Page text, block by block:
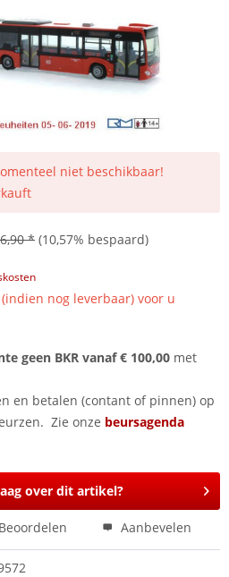
niet beschikbaar!
* (10,57% bespaard)
nog leverbaar) voor u
geen BKR vanaf € 100,00 met
en betalen (contant of pinnen) op
Zie onze beursagenda
over dit artikel?
Beoordelen Aanbevelen